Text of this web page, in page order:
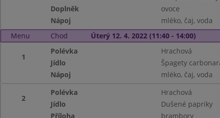
Doplněk
ovoce
Nápoj
mléko, čaj, voda
Menu
Chod Úterý 12. 4. 2022 (11:40 - 14:00)
1
Polévka
Hrachová
Jídlo
Špagety
Nápoj
mléko, čaj, voda
2
Polévka
Hrachová
Jídlo
Dušené papriky
Příloha
brambory